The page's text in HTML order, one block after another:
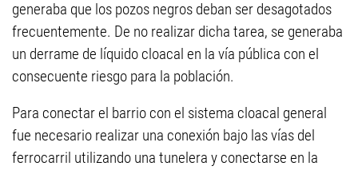
generaba que los pozos negros deban ser desagotados
frecuentemente. De no realizar dicha tarea, se generaba
un derrame de líquido cloacal en la vía pública con el
consecuente riesgo para la población.
Para conectar el barrio con el sistema cloacal general
fue necesario realizar una conexión bajo las vías del
ferrocarril utilizando una tunelera y conectarse en la